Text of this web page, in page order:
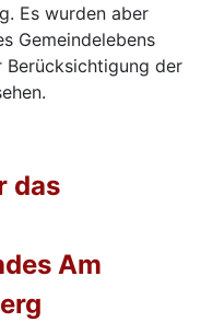
Es wurden aber
Gemeindelebens
Berücksichtigung der
das
Am